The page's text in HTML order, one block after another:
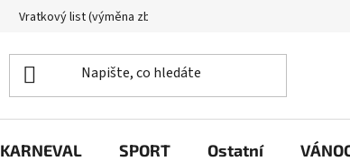
Vratkový list (výměna zboží)
KARNEVAL SPORT Ostatní